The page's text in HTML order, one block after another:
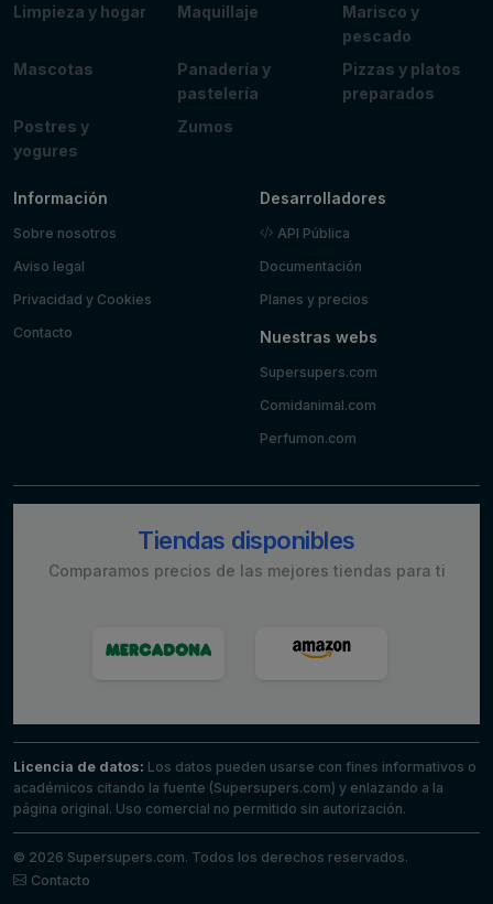
Limpieza y hogar
Maquillaje
Marisco y
pescado
Mascotas
Panadería y
pastelería
Pizzas y platos
preparados
Postres y
yogures
Zumos
Información
Sobre nosotros
Aviso legal
Privacidad y Cookies
Contacto
Desarrolladores
API Pública
Documentación
Planes y precios
Nuestras webs
Supersupers.com
Comidanimal.com
Perfumon.com
Tiendas disponibles
Comparamos precios de las mejores tiendas para ti
Licencia de datos: Los datos pueden usarse con fines informativos o
académicos citando la fuente (Supersupers.com) y enlazando a la
página original. Uso comercial no permitido sin autorización.
© 2026 Supersupers.com. Todos los derechos reservados.
Contacto